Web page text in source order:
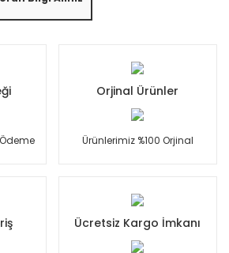
Orjinal Ürünler
Ürünlerimiz %100 Orjinal
Ücretsiz Kargo İmkanı